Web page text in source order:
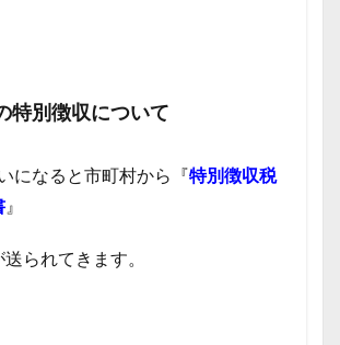
特別徴収について
になると市町村から『特別徴収税
』
られてきます。